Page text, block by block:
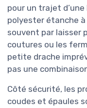
pour un trajet
polyester étanche
souvent par laisser
coutures ou les
petite drache
pas une
Côté sécurité, les
coudes et épaules